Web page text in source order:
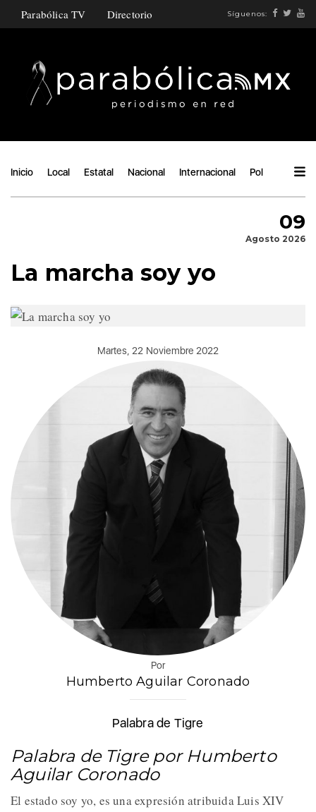
Parabólica TV Directorio Síguenos:
Inicio Local Estatal Nacional Internacional Política
09
Agosto 2026
La marcha soy yo
Martes, 22 Noviembre 2022
Por
Humberto Aguilar Coronado
Palabra de Tigre
Palabra de Tigre por Humberto
Aguilar Coronado
El estado soy yo, es una expresión atribuida Luis XIV